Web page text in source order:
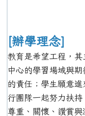
[辦學理念]
教育是希望工程，
中心的學習場域與
的責任；學生願意
行團隊一起努力扶
尊重、關懷、讚賞